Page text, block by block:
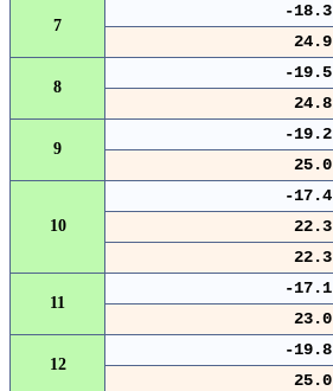
7
-18.3
24.9
8
-19.5
24.8
9
-19.2
25.0
10
-17.4
22.3
22.3
11
-17.1
23.0
12
-19.8
25.0